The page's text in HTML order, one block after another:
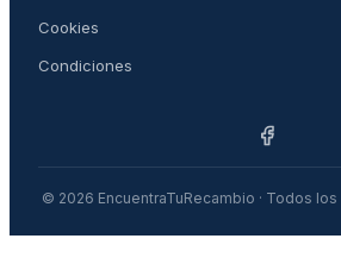
Cookies
Condiciones
© 2026 EncuentraTuRecambio · Todos